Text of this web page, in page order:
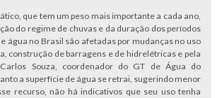
que tem um peso mais importante a cada ano,
do regime de chuvas e da duração dos períodos
água no Brasil são afetadas por mudanças no uso
construção de barragens e de hidrelétricas e pela
Carlos Souza, coordenador do GT de Água do
a superfície de água se retrai, sugerindo menor
recurso, não há indicativos que seu uso tenha